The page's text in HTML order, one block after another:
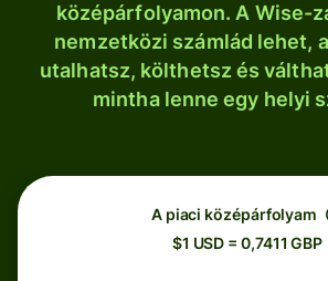
középárfolyamon. A Wise-
nemzetközi számlád lehet,
utalhatsz, költhetsz és
mintha lenne egy helyi
A piaci középárfolyam
$1 USD = 0,7411 GBP